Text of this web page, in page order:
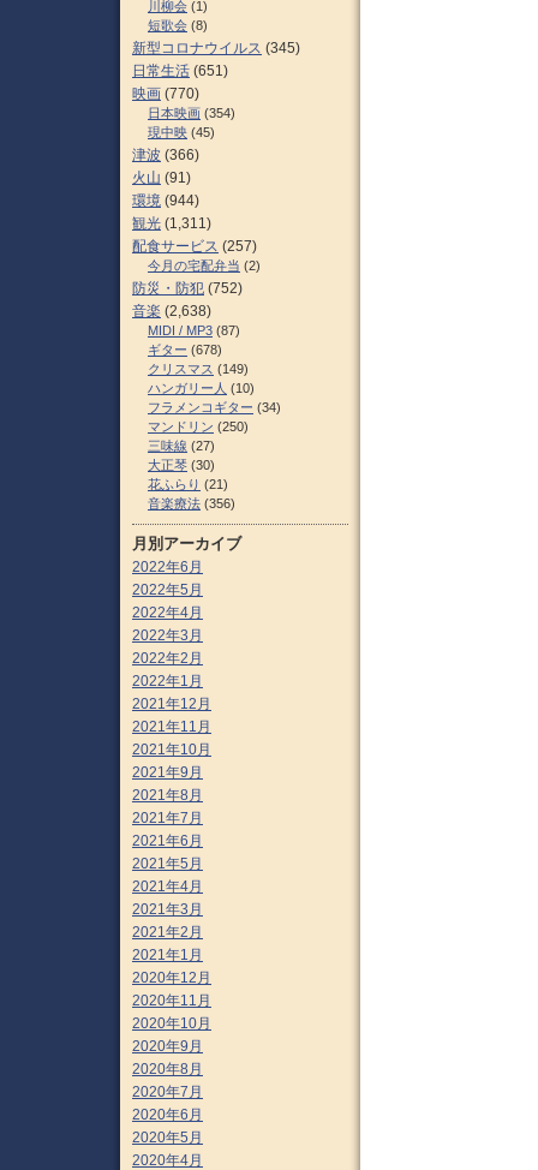
川柳会 (1)
短歌会 (8)
新型コロナウイルス (345)
日常生活 (651)
映画 (770)
日本映画 (354)
現中映 (45)
津波 (366)
火山 (91)
環境 (944)
観光 (1,311)
配食サービス (257)
今月の宅配弁当 (2)
防災・防犯 (752)
音楽 (2,638)
MIDI / MP3 (87)
ギター (678)
クリスマス (149)
ハンガリー人 (10)
フラメンコギター (34)
マンドリン (250)
三味線 (27)
大正琴 (30)
花ふらり (21)
音楽療法 (356)
月別アーカイブ
2022年6月
2022年5月
2022年4月
2022年3月
2022年2月
2022年1月
2021年12月
2021年11月
2021年10月
2021年9月
2021年8月
2021年7月
2021年6月
2021年5月
2021年4月
2021年3月
2021年2月
2021年1月
2020年12月
2020年11月
2020年10月
2020年9月
2020年8月
2020年7月
2020年6月
2020年5月
2020年4月